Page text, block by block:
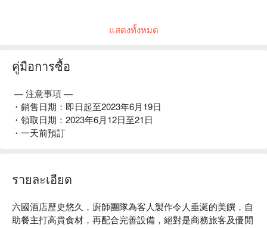
แสดงทั้งหมด
คู่มือการซื้อ
— 注意事項 —
・銷售日期：即日起至2023年6月19日
・領取日期：2023年6月12日至21日
・一天前預訂
รายละเอียด
六國酒店歷史悠久，廚師團隊為客人製作令人垂涎的美饌，自
助餐主打高貴食材，再配合完善設備，絕對是商務旅客及優閒